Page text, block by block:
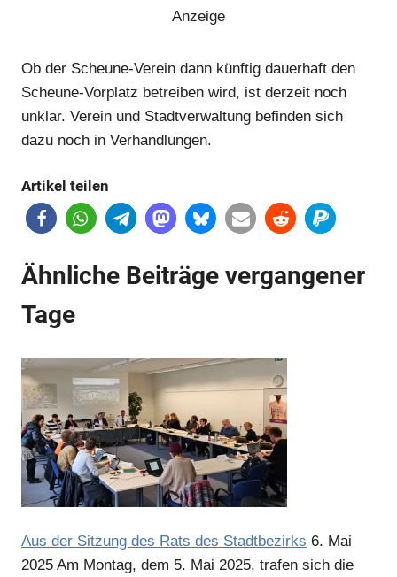
Anzeige
Anzeige
Anzeige
Anzeige
Anzeige
Anzeige
Anzeige
Ob der Scheune-Verein dann künftig dauerhaft den
Scheune-Vorplatz betreiben wird, ist derzeit noch
unklar. Verein und Stadtverwaltung befinden sich
dazu noch in Verhandlungen.
Artikel teilen
Ähnliche Beiträge vergangener
Tage
Aus der Sitzung des Rats des Stadtbezirks 6. Mai
2025 Am Montag, dem 5. Mai 2025, trafen sich die